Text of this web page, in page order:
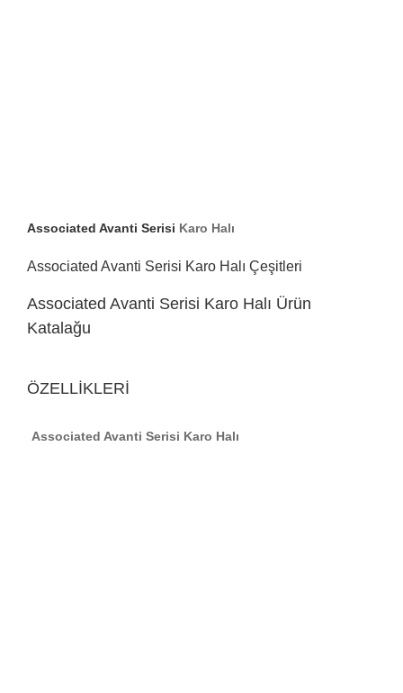
Associated Avanti Serisi Karo Halı
Associated Avanti Serisi Karo Halı Çeşitleri
Associated Avanti Serisi Karo Halı Ürün
Katalağu
ÖZELLİKLERİ
Associated Avanti Serisi Karo Halı